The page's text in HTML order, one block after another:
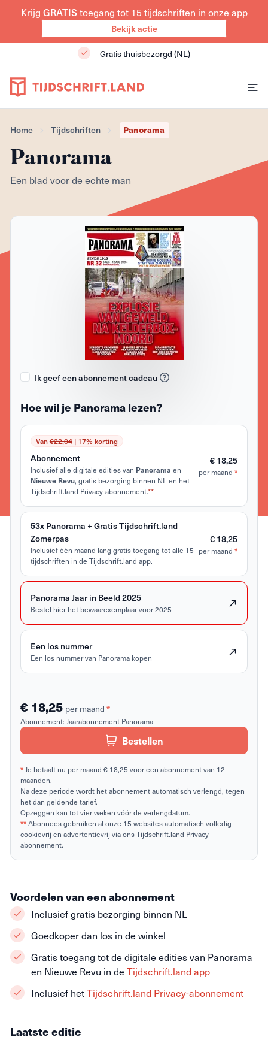
Krijg GRATIStoegang tot 15 tijdschriften in onze app
Bekijk actie
Gratis thuisbezorgd (NL)
Home Tijdschriften Panorama
Panorama
Een blad voor de echte man
Ik geef een abonnement cadeau
Hoe wil je Panorama lezen?
Van€22,04| 17% korting
Abonnement
Inclusief alle digitale edities van Panorama en
Nieuwe Revu, gratis bezorging binnen NL en het
Tijdschrift.land Privacy-abonnement.**
€ 18,25
per maand *
53x Panorama + Gratis Tijdschrift.land
Zomerpas
Inclusief één maand lang gratis toegang tot alle 15
tijdschriften in de Tijdschrift.land app.
€ 18,25
per maand *
Panorama Jaar in Beeld 2025
Bestel hier het bewaarexemplaar voor 2025
Een los nummer
Een los nummer van Panorama kopen
€ 18,25 per maand *
Abonnement: Jaarabonnement Panorama
Bestellen
*Je betaalt nu per maand € 18,25 voor een abonnement van 12
maanden.
Na deze periode wordt het abonnement automatisch verlengd, tegen
het dan geldende tarief.
Opzeggen kan tot vier weken vóór de verlengdatum.
**Abonnees gebruiken al onze 15 websites automatisch volledig
cookievrij en advertentievrij via ons Tijdschrift.land Privacy-
abonnement.
Laatste editie
Voordelen van een abonnement
Inclusief gratis bezorging binnen NL
Goedkoper dan los in de winkel
Gratis toegang tot de digitale edities van Panorama
en Nieuwe Revu in de Tijdschrift.land app
Inclusief hetTijdschrift.land Privacy-abonnement